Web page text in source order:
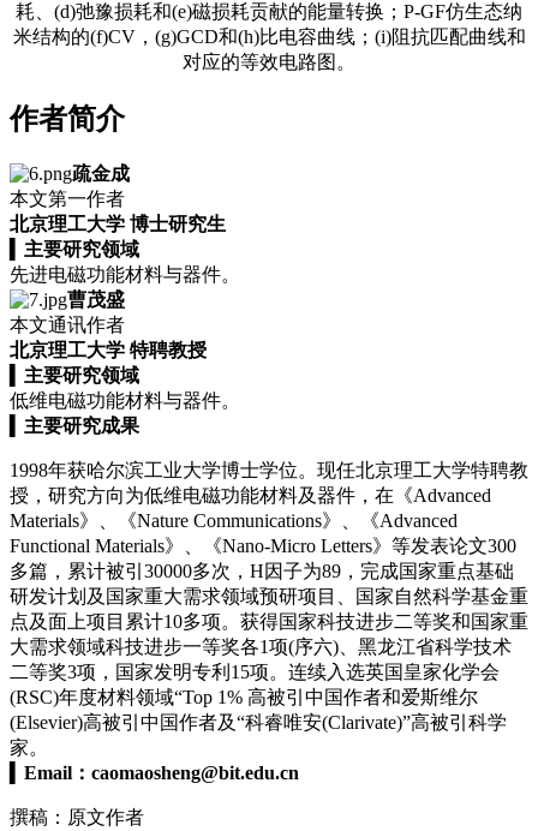
耗、(d)弛豫损耗和(e)磁损耗贡献的能量转换；P-GF仿生态纳
米结构的(f)CV，(g)GCD和(h)比电容曲线；(i)阻抗匹配曲线和
对应的等效电路图。
作者简介
疏金成
本文第一作者
北京理工大学 博士研究生
主要研究领域
先进电磁功能材料与器件。
曹茂盛
本文通讯作者
北京理工大学 特聘教授
主要研究领域
低维电磁功能材料与器件。
主要研究成果
1998年获哈尔滨工业大学博士学位。现任北京理工大学特聘教
授，研究方向为低维电磁功能材料及器件，在《Advanced
Materials》、《Nature Communications》、《Advanced
Functional Materials》、《Nano-Micro Letters》等发表论文300
多篇，累计被引30000多次，H因子为89，完成国家重点基础
研发计划及国家重大需求领域预研项目、国家自然科学基金重
点及面上项目累计10多项。获得国家科技进步二等奖和国家重
大需求领域科技进步一等奖各1项(序六)、黑龙江省科学技术
二等奖3项，国家发明专利15项。连续入选英国皇家化学会
(RSC)年度材料领域“Top 1% 高被引中国作者和爱斯维尔
(Elsevier)高被引中国作者及“科睿唯安(Clarivate)”高被引科学
家。
Email： caomaosheng@bit.edu.cn
撰稿：原文作者